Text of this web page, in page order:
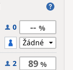
0 --
2 89